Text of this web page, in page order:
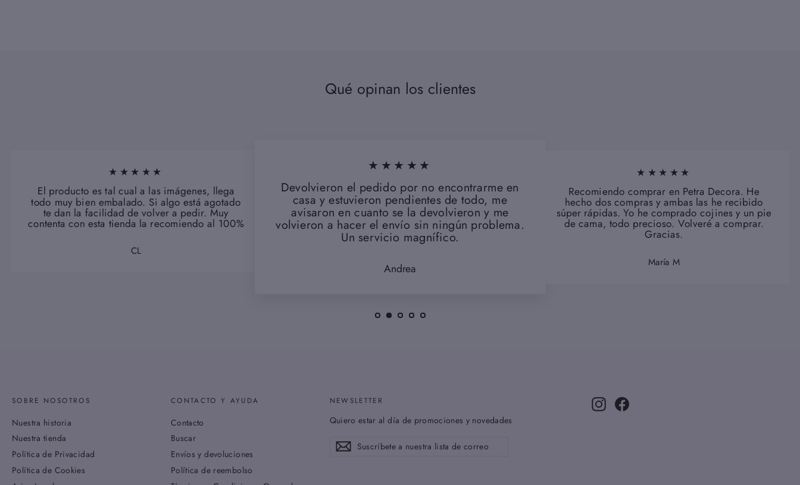
Qué opinan los clientes
★★★★★
El producto es tal cual a las imágenes, llega
todo muy bien embalado. Si algo está agotado
te dan la facilidad de volver a pedir. Muy
contenta con esta tienda la recomiendo al 100%
CL
★★★★★
Devolvieron el pedido por no encontrarme en
casa y estuvieron pendientes de todo, me
avisaron en cuanto se la devolvieron y me
volvieron a hacer el envío sin ningún problema.
Un servicio magnífico.
Andrea
★★★★★
Recomiendo comprar en Petra Decora. He
hecho dos compras y ambas las he recibido
súper rápidas. Yo he comprado cojines y un pie
de cama, todo precioso. Volveré a comprar.
Gracias.
María M
SOBRE NOSOTROS
Nuestra historia
Nuestra tienda
Política de Privacidad
Política de Cookies
CONTACTO Y AYUDA
Contacto
Buscar
Envíos y devoluciones
Política de reembolso
NEWSLETTER
Quiero estar al día de promociones y novedades
SuscríbeteSuscribir
InstagramFacebook